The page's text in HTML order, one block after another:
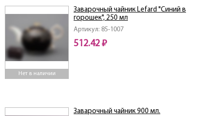
Нет в наличии
Артикул: 85-1007
Заварочный чайник Lefard "Синий в
горошек", 250 мл
512.42 ₽
Заварочный чайник 900 мл.